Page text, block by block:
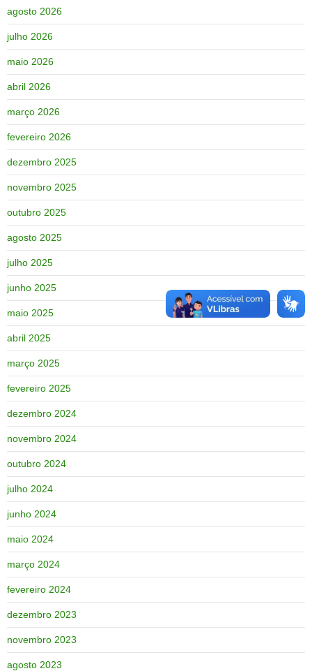
agosto 2026
julho 2026
maio 2026
abril 2026
março 2026
fevereiro 2026
dezembro 2025
novembro 2025
outubro 2025
agosto 2025
julho 2025
junho 2025
maio 2025
abril 2025
março 2025
fevereiro 2025
dezembro 2024
novembro 2024
outubro 2024
julho 2024
junho 2024
maio 2024
março 2024
fevereiro 2024
dezembro 2023
novembro 2023
agosto 2023